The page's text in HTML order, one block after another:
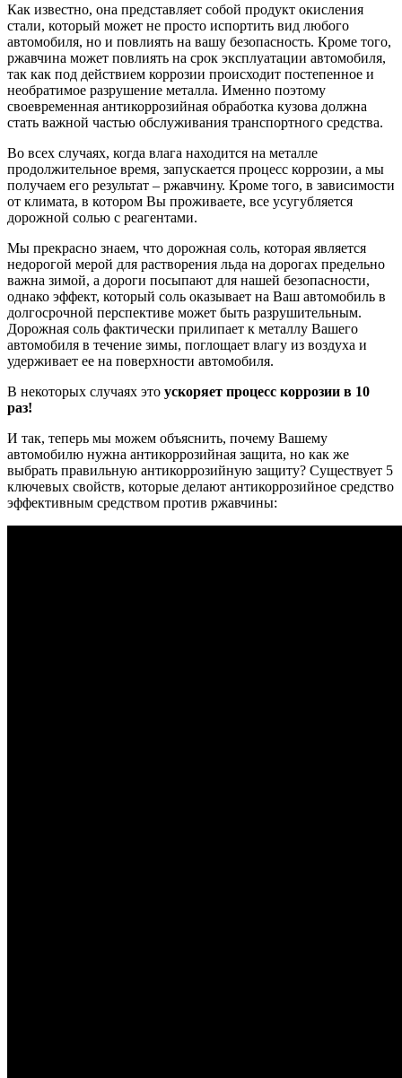
Как известно, она представляет собой продукт окисления
стали, который может не просто испортить вид любого
автомобиля, но и повлиять на вашу безопасность. Кроме того,
ржавчина может повлиять на срок эксплуатации автомобиля,
так как под действием коррозии происходит постепенное и
необратимое разрушение металла. Именно поэтому
своевременная антикоррозийная обработка кузова должна
стать важной частью обслуживания транспортного средства.
Во всех случаях, когда влага находится на металле
продолжительное время, запускается процесс коррозии, а мы
получаем его результат – ржавчину. Кроме того, в зависимости
от климата, в котором Вы проживаете, все усугубляется
дорожной солью с реагентами.
Мы прекрасно знаем, что дорожная соль, которая является
недорогой мерой для растворения льда на дорогах предельно
важна зимой, а дороги посыпают для нашей безопасности,
однако эффект, который соль оказывает на Ваш автомобиль в
долгосрочной перспективе может быть разрушительным.
Дорожная соль фактически прилипает к металлу Вашего
автомобиля в течение зимы, поглощает влагу из воздуха и
удерживает ее на поверхности автомобиля.
В некоторых случаях это ускоряет процесс коррозии в 10
раз!
И так, теперь мы можем объяснить, почему Вашему
автомобилю нужна антикоррозийная защита, но как же
выбрать правильную антикоррозийную защиту? Существует 5
ключевых свойств, которые делают антикоррозийное средство
эффективным средством против ржавчины: